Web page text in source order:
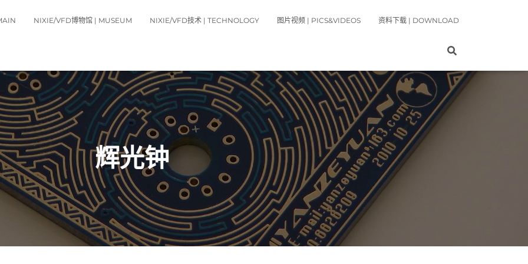
NIXIE/VFD博物馆 | MUSEUM NIXIE/VFD技术 | TECHNOLOGY 图片视频 | PICS&VIDEOS 资料下载 | DOWNLOAD
辉光钟